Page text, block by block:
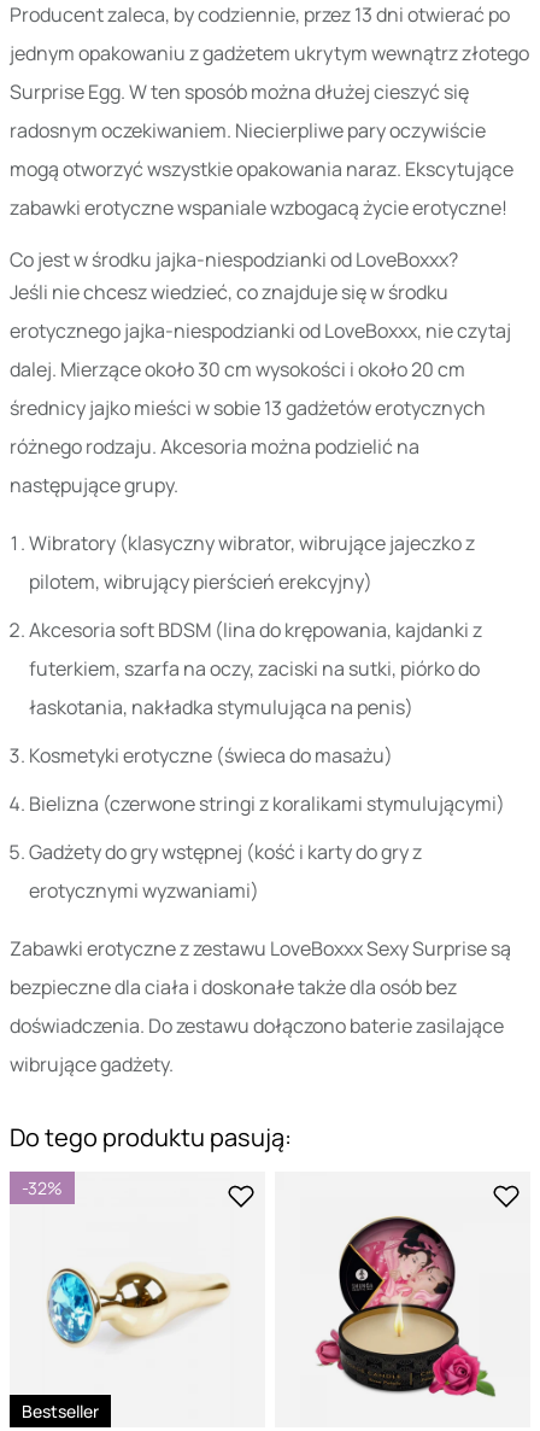
Producent zaleca, by codziennie, przez 13 dni otwierać po
jednym opakowaniu z gadżetem ukrytym wewnątrz złotego
Surprise Egg. W ten sposób można dłużej cieszyć się
radosnym oczekiwaniem. Niecierpliwe pary oczywiście
mogą otworzyć wszystkie opakowania naraz. Ekscytujące
zabawki erotyczne wspaniale wzbogacą życie erotyczne!
Co jest w środku jajka-niespodzianki od LoveBoxxx?
Jeśli nie chcesz wiedzieć, co znajduje się w środku
erotycznego jajka-niespodzianki od LoveBoxxx, nie czytaj
dalej. Mierzące około 30 cm wysokości i około 20 cm
średnicy jajko mieści w sobie 13 gadżetów erotycznych
różnego rodzaju. Akcesoria można podzielić na
następujące grupy.
Wibratory (klasyczny wibrator, wibrujące jajeczko z
pilotem, wibrujący pierścień erekcyjny)
Akcesoria soft BDSM (lina do krępowania, kajdanki z
futerkiem, szarfa na oczy, zaciski na sutki, piórko do
łaskotania, nakładka stymulująca na penis)
Kosmetyki erotyczne (świeca do masażu)
Bielizna (czerwone stringi z koralikami stymulującymi)
Gadżety do gry wstępnej (kość i karty do gry z
erotycznymi wyzwaniami)
Zabawki erotyczne z zestawu LoveBoxxx Sexy Surprise są
bezpieczne dla ciała i doskonałe także dla osób bez
doświadczenia. Do zestawu dołączono baterie zasilające
wibrujące gadżety.
Do tego produktu pasują:
-32%
Bestseller